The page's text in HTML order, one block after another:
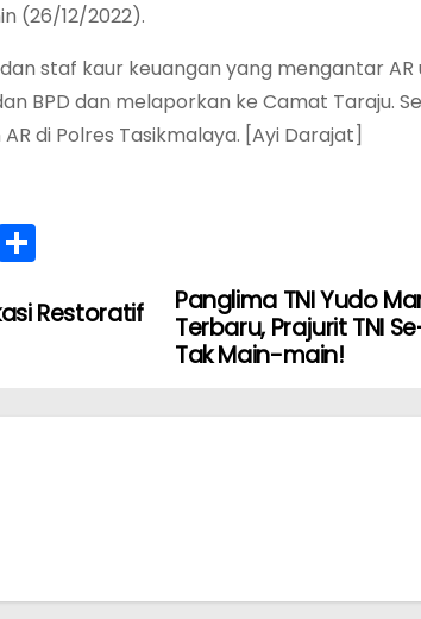
(26/12/2022).
staf kaur keuangan yang mengantar
BPD dan melaporkan ke Camat Taraju.
di Polres Tasikmalaya. [Ayi Darajat]
m
ar
Panglima TNI Yudo
Terbaru, Prajurit TNI
Tak Main-main!
Restoratif